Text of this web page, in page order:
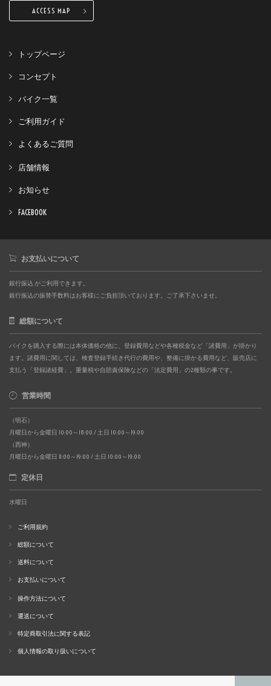
ACCESS MAP
トップページ
コンセプト
バイク一覧
ご利用ガイド
よくあるご質問
店舗情報
お知らせ
FACEBOOK
お支払いについて
銀行振込 がご利用できます。
銀行振込の振替手数料はお客様にご負担頂いております。ご了承下さいませ。
総額について
バイクを購入する際には本体価格の他に、登録費用などや各種税金など「諸費用」が掛かり
ます。諸費用に関しては、検査登録手続き代行の費用や、整備に掛かる費用など、販売店に
支払う「登録諸経費」。重量税や自賠責保険などの「法定費用」の2種類の事です。
営業時間
（明石）
月曜日から金曜日 10:00～18:00 / 土日 10:00～19:00
（西神）
月曜日から金曜日 11:00～19:00 / 土日 10:00～19:00
定休日
水曜日
ご利用規約
総額について
送料について
お支払いについて
操作方法について
運送について
特定商取引法に関する表記
個人情報の取り扱いについて